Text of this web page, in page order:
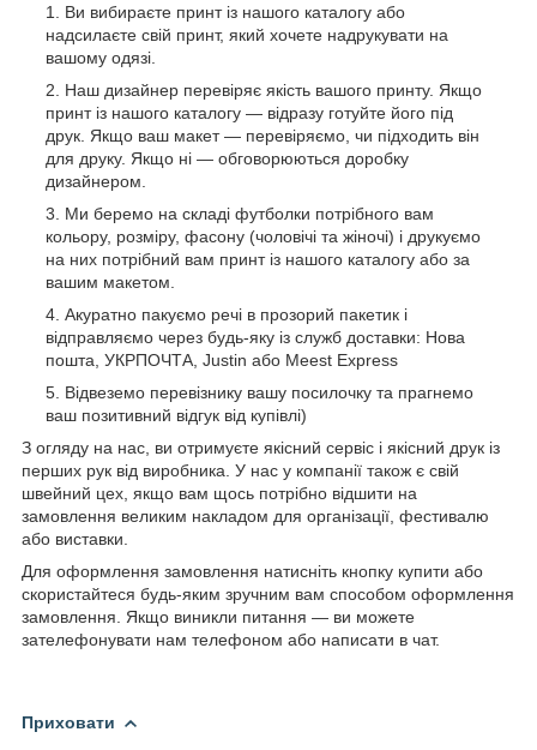
Ви вибираєте принт із нашого каталогу або
надсилаєте свій принт, який хочете надрукувати на
вашому одязі.
Наш дизайнер перевіряє якість вашого принту. Якщо
принт із нашого каталогу — відразу готуйте його під
друк. Якщо ваш макет — перевіряємо, чи підходить він
для друку. Якщо ні — обговорюються доробку
дизайнером.
Ми беремо на складі футболки потрібного вам
кольору, розміру, фасону (чоловічі та жіночі) і друкуємо
на них потрібний вам принт із нашого каталогу або за
вашим макетом.
Акуратно пакуємо речі в прозорий пакетик і
відправляємо через будь-яку із служб доставки: Нова
пошта, УКРПОЧТА, Justin або Meest Express
Відвеземо перевізнику вашу посилочку та прагнемо
ваш позитивний відгук від купівлі)
З огляду на нас, ви отримуєте якісний сервіс і якісний друк із
перших рук від виробника. У нас у компанії також є свій
швейний цех, якщо вам щось потрібно відшити на
замовлення великим накладом для організації, фестивалю
або виставки.
Для оформлення замовлення натисніть кнопку купити або
скористайтеся будь-яким зручним вам способом оформлення
замовлення. Якщо виникли питання — ви можете
зателефонувати нам телефоном або написати в чат.
Приховати